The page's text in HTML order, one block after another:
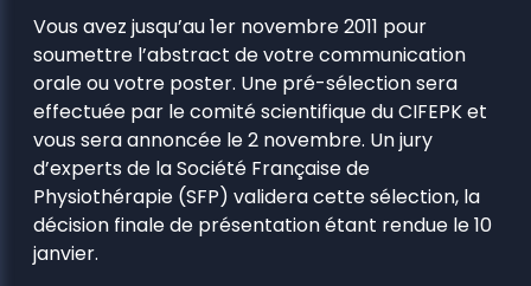
Vous avez jusqu’au 1er novembre 2011 pour
soumettre l’abstract de votre communication
orale ou votre poster. Une pré-sélection sera
effectuée par le comité scientifique du CIFEPK et
vous sera annoncée le 2 novembre. Un jury
d’experts de la Société Française de
Physiothérapie (SFP) validera cette sélection, la
décision finale de présentation étant rendue le 10
janvier.